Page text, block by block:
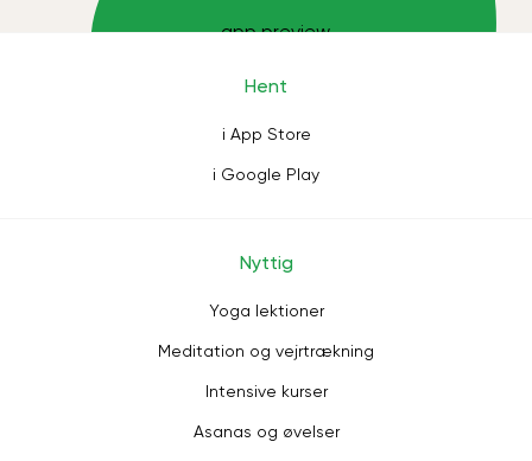
Hent
i App Store
i Google Play
Nyttig
Yoga lektioner
Meditation og vejrtrækning
Intensive kurser
Asanas og øvelser